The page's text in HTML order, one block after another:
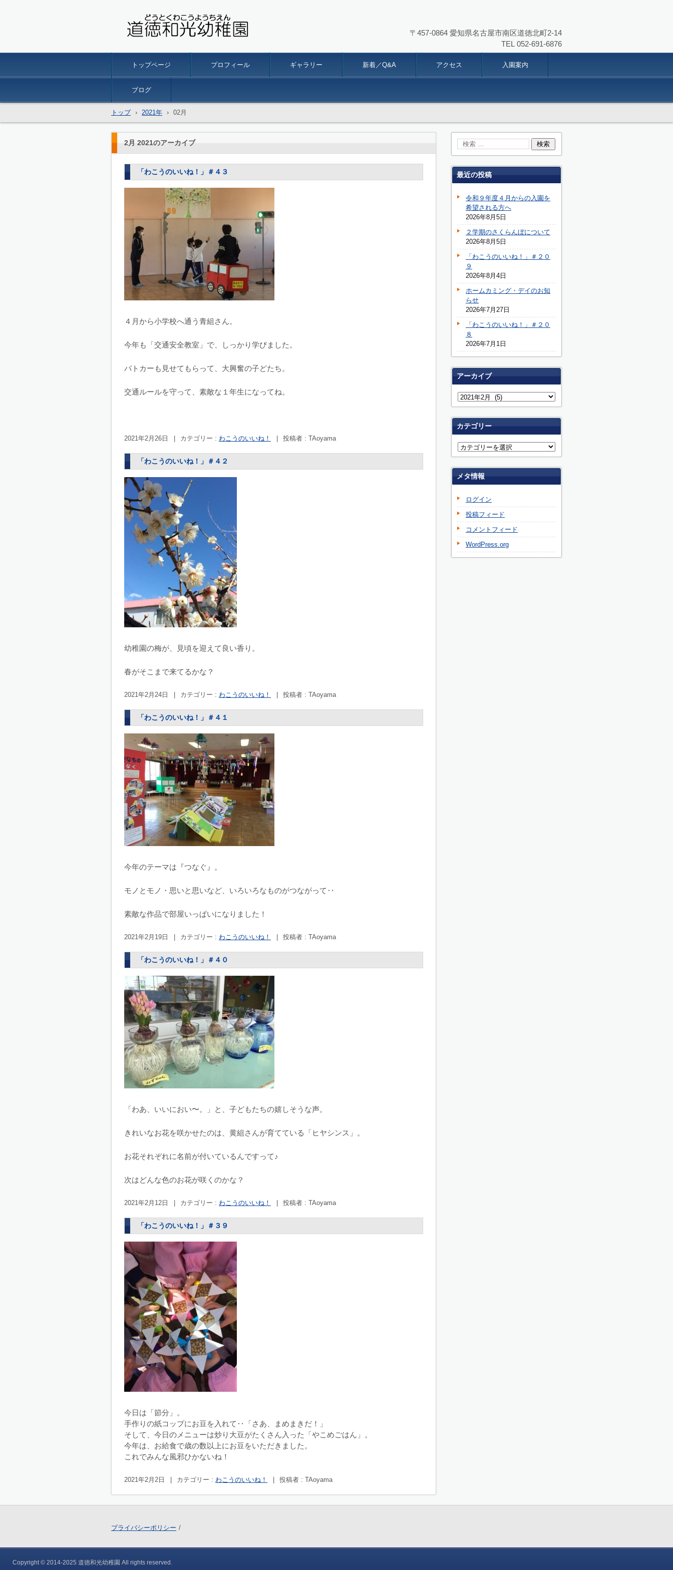
〒457-0864 愛知県名古屋市南区道徳北町2-14
TEL 052-691-6876
トップページ プロフィール ギャラリー 新着／Q&A アクセス 入園案内
ブログ
トップ › 2021年 › 02月
2月 2021のアーカイブ
「わこうのいいね！」＃４３
４月から小学校へ通う青組さん。
今年も「交通安全教室」で、しっかり学びました。
パトカーも見せてもらって、大興奮の子どたち。
交通ルールを守って、素敵な１年生になってね。
2021年2月26日 カテゴリー : わこうのいいね！ 投稿者 : TAoyama
「わこうのいいね！」＃４２
幼稚園の梅が、見頃を迎えて良い香り。
春がそこまで来てるかな？
2021年2月24日 カテゴリー : わこうのいいね！ 投稿者 : TAoyama
「わこうのいいね！」＃４１
今年のテーマは『つなぐ』。
モノとモノ・思いと思いなど、いろいろなものがつながって‥
素敵な作品で部屋いっぱいになりました！
2021年2月19日 カテゴリー : わこうのいいね！ 投稿者 : TAoyama
「わこうのいいね！」＃４０
「わあ、いいにおい〜。」と、子どもたちの嬉しそうな声。
きれいなお花を咲かせたのは、黄組さんが育てている「ヒヤシンス」。
お花それぞれに名前が付いているんですって♪
次はどんな色のお花が咲くのかな？
2021年2月12日 カテゴリー : わこうのいいね！ 投稿者 : TAoyama
「わこうのいいね！」＃３９
今日は「節分」。
手作りの紙コップにお豆を入れて‥「さあ、まめまきだ！」
そして、今日のメニューは炒り大豆がたくさん入った「やこめごはん」。
今年は、お給食で歳の数以上にお豆をいただきました。
これでみんな風邪ひかないね！
2021年2月2日 カテゴリー : わこうのいいね！ 投稿者 : TAoyama
最近の投稿
令和９年度４月からの入園を
希望される方へ
2026年8月5日
２学期のさくらんぼについて
2026年8月5日
「わこうのいいね！」＃２０
９
2026年8月4日
ホームカミング・デイのお知
らせ
2026年7月27日
「わこうのいいね！」＃２０
８
2026年7月1日
アーカイブ
カテゴリー
メタ情報
ログイン
投稿フィード
コメントフィード
WordPress.org
プライバシーポリシー
Copyright © 2014-2025 道徳和光幼稚園 All rights reserved.